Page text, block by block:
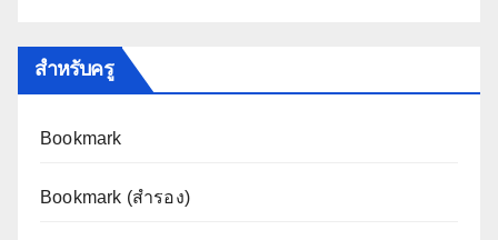
สำหรับครู
Bookmark
Bookmark (สำรอง)